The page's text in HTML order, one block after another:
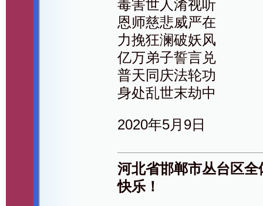
毒害世人淆视听
恩师慈悲威严在
力挽狂澜破妖风
亿万弟子誓言兑
普天同庆法轮功
身处乱世末劫中
2020年5月9日
河北省邯郸市丛台区
快乐！